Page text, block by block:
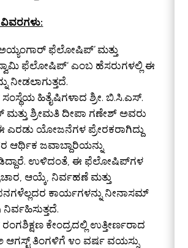
ಫೆಲೋಷಿಪ್’ ಮತ್ತು
ಸ್ವಾಮಿ ಫೆಲೋಷಿಪ್‘ ಎಂಬ ಹೆಸರುಗಳಲ್ಲಿ ಈ
ನೀಡಲಾಗುತ್ತದೆ.
ಹಿತೈಷಿಗಳಾದ ಶ್ರೀ. ಬಿ.ಸಿ.ಎಸ್.
ಮತ್ತು ಶ್ರೀಮತಿ ದೀಪಾ ಗಣೇಶ್ ಅವರು
ಎರಡು ಯೋಜನೆಗಳ ಪ್ರೇರಕರಾಗಿದ್ದು
ಆರ್ಥಿಕ ಜವಾಬ್ದಾರಿಯನ್ನು
ಉಳಿದಂತೆ, ಈ ಫೆಲೋಷಿಪ್‌ಗಳ
ಆಯ್ಕೆ, ನಿರ್ವಹಣೆ ಮತ್ತು
ಕಾರ್ಯಗಳನ್ನು ನೀನಾಸಮ್
ನಿರ್ವಹಿಸುತ್ತದೆ.
ಕೇಂದ್ರದಲ್ಲಿ ಉತ್ತೀರ್ಣರಾದ
ಆಗಸ್ಟ್ ತಿಂಗಳಿಗೆ ೪೦ ವರ್ಷ ವಯಸ್ಸು